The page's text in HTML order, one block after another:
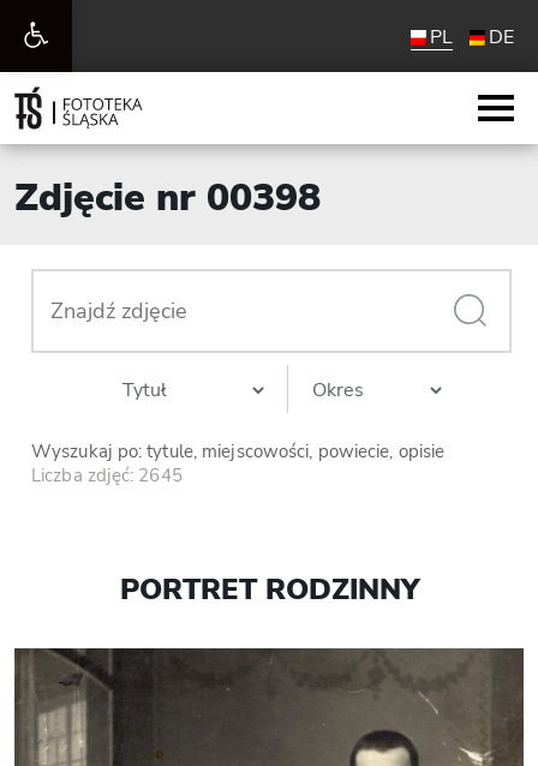
Otwórz
pasek
narzędzi
PL DE
Zdjęcie nr 00398
Wyszukaj po: tytule, miejscowości, powiecie, opisie
Liczba zdjęć: 2645
PORTRET RODZINNY